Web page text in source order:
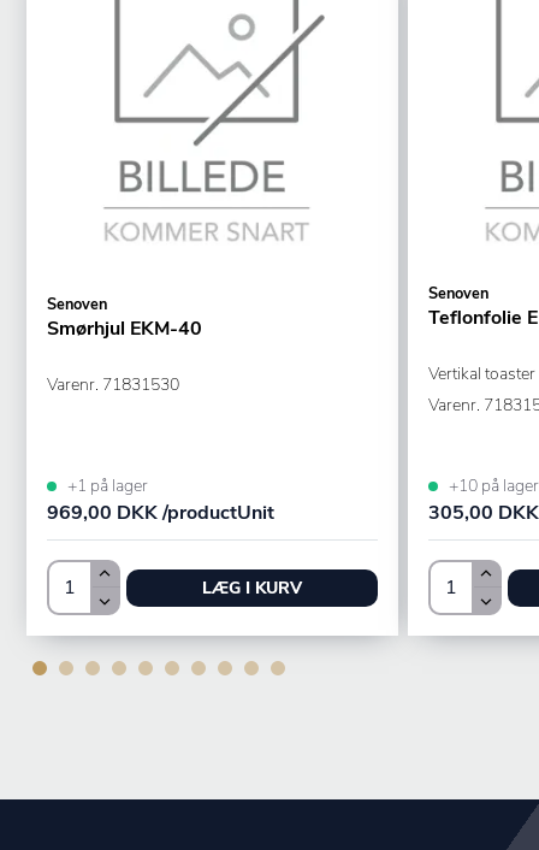
Senoven
Smørhjul EKM-40
Varenr. 71831530
+1 på lager
969,00 DKK /productUnit
LÆG I KURV
Senoven
Teflonfolie
Vertikal toaster
Varenr.
+10 på lager
305,00